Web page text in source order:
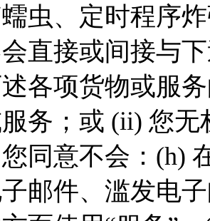
虫、定时程序
直接或间接与
各项货物或服
务；或 (ii) 您
同意不会：(h)
邮件、滥发电